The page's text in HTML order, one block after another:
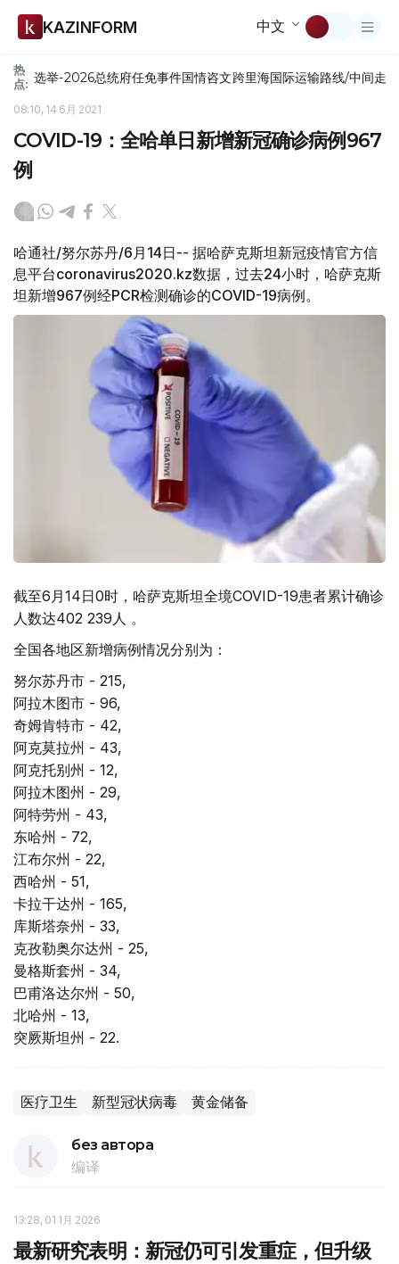
KAZINFORM 中文
热
点: 选举-2026总统府任免事件国情咨文跨里海国际运输路线/中间走廊
08:10, 14 6月 2021
COVID-19：全哈单日新增新冠确诊病例967
例
哈通社/努尔苏丹/6月14日-- 据哈萨克斯坦新冠疫情官方信
息平台coronavirus2020.kz数据，过去24小时，哈萨克斯
坦新增967例经PCR检测确诊的COVID-19病例。
截至6月14日0时，哈萨克斯坦全境COVID-19患者累计确诊
人数达402 239人 。
全国各地区新增病例情况分别为：
努尔苏丹市 - 215,
阿拉木图市 - 96,
奇姆肯特市 - 42,
阿克莫拉州 - 43,
阿克托别州 - 12,
阿拉木图州 - 29,
阿特劳州 - 43,
东哈州 - 72,
江布尔州 - 22,
西哈州 - 51,
卡拉干达州 - 165,
库斯塔奈州 - 33,
克孜勒奥尔达州 - 25,
曼格斯套州 - 34,
巴甫洛达尔州 - 50,
北哈州 - 13,
突厥斯坦州 - 22.
医疗卫生 新型冠状病毒 黄金储备
без автора
编译
13:28, 01 1月 2026
最新研究表明：新冠仍可引发重症，但升级